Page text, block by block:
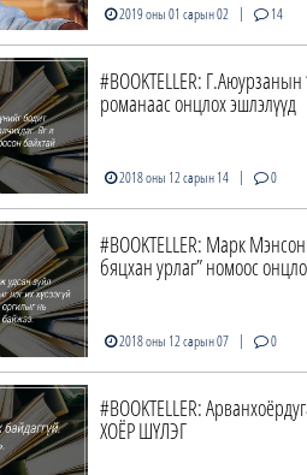
2019 оны 01 сарын 02 | 14
#BOOKTELLER: Г.Аюурзанын
романаас онцлох эшлэлүүд
2018 оны 12 сарын 14 | 0
#BOOKTELLER: Марк
бяцхан урлаг” номоос
2018 оны 12 сарын 07 | 0
#BOOKTELLER:
ХОЁР ШҮЛЭГ